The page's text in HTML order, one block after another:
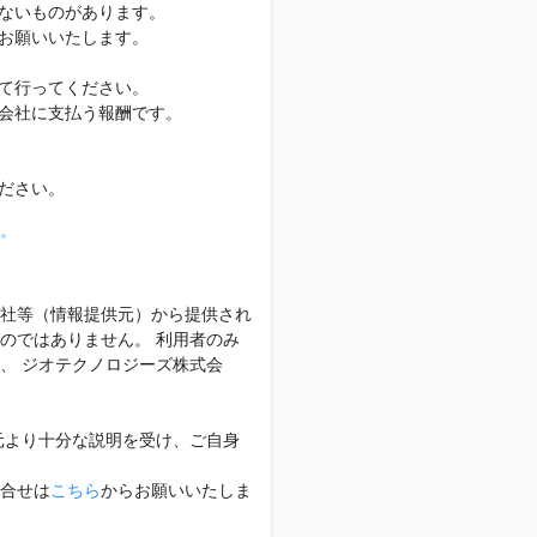
いものがあります。
願いいたします。
行ってください。
に支払う報酬です。
さい。
等（情報提供元）から提供され
ではありません。 利用者のみ
ジオテクノロジーズ株式会
り十分な説明を受け、ご自身
せはこちらからお願いいたしま